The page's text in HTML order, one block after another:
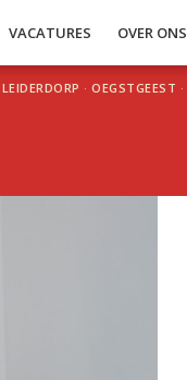
VACATURES OVER ONS
LEIDERDORP · OEGSTGEEST ·